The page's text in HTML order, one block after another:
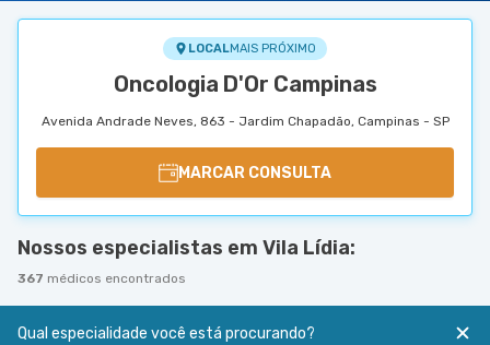
LOCALMAIS PRÓXIMO
Oncologia D'Or Campinas
Avenida Andrade Neves, 863 - Jardim Chapadão, Campinas - SP
MARCAR CONSULTA
Nossos especialistas em Vila Lídia:
367 médicos encontrados
Qual especialidade você está procurando?